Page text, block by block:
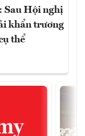
Sau Hội nghị
khẩn trương
thể